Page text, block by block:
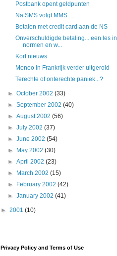
Postbank opent geldpunten
Na SMS volgt MMS.....
Betalen met credit card aan de NS
Onverschuldigde betaling... een les in
normen en w...
Kort nieuws
Moneo in Frankrijk verder uitgerold
Terechte of onterechte paniek...?
►October 2002(33)
►September 2002(40)
►August 2002(56)
►July 2002(37)
►June 2002(54)
►
May 2002(30)
►April 2002(23)
►
March 2002(15)
►
February 2002(42)
►January 2002(41)
► 2001 (10)
Privacy Policy and Terms of Use